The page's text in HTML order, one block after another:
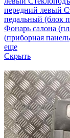
передний левый
педальный (блок
Фонарь салона
(приборная
еще
Скрыть